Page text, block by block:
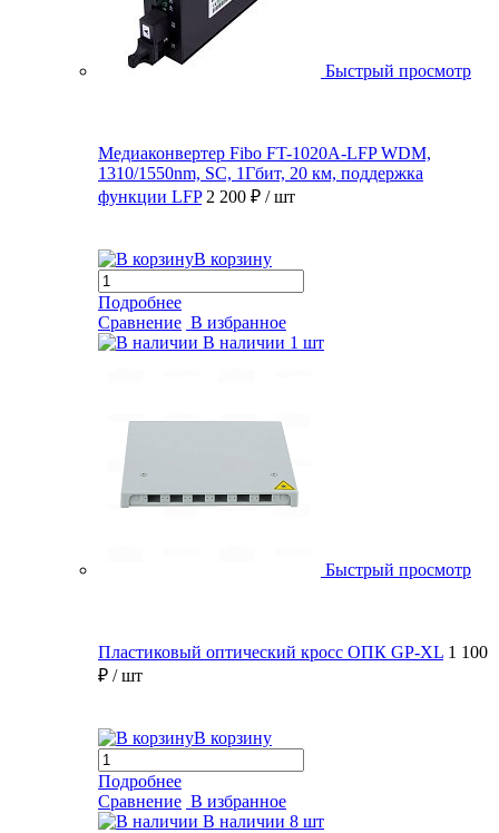
Быстрый просмотр
Медиаконвертер Fibo FT-1020A-LFP WDM,
1310/1550nm, SC, 1Гбит, 20 км, поддержка
функции LFP 2 200 ₽ / шт
В корзину
Подробнее
Сравнение В избранное
В наличии 1 шт
Быстрый просмотр
Пластиковый оптический кросс ОПК GP-XL 1 100
₽ / шт
В корзину
Подробнее
Сравнение В избранное
В наличии 8 шт